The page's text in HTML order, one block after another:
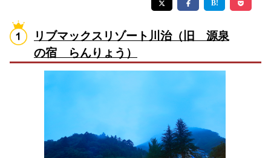
リブマックスリゾート川治（旧 源泉
の宿 らんりょう）